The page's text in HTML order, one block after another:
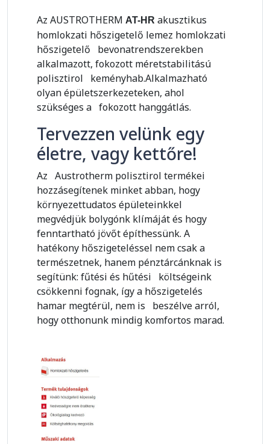
Az AUSTROTHERM AT-HR akusztikus
homlokzati hőszigetelő lemez homlokzati
hőszigetelő bevonatrendszerekben
alkalmazott, fokozott méretstabilitású
polisztirol keményhab.Alkalmazható
olyan épületszerkezeteken, ahol
szükséges a fokozott hanggátlás.
Tervezzen velünk egy
életre, vagy kettőre!
Az Austrotherm polisztirol termékei
hozzásegítenek minket abban, hogy
környezettudatos épületeinkkel
megvédjük bolygónk klímáját és hogy
fenntartható jövőt építhessünk. A
hatékony hőszigeteléssel nem csak a
természetnek, hanem pénztárcánknak is
segítünk: fűtési és hűtési költségeink
csökkenni fognak, így a hőszigetelés
hamar megtérül, nem is beszélve arról,
hogy otthonunk mindig komfortos marad.